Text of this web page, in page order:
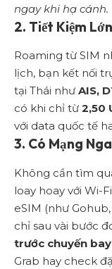
ngay khi hạ cánh.
2. Tiết Kiệm
Roaming từ SIM
lịch, bạn kết nối
tại Thái như AIS,
có khi chỉ từ 2,50
với data quốc tế
3. Có Mạng
Không cần tìm
loay hoay với Wi-
eSIM (như
chỉ sau vài bước
trước chuyến bay
Grab hay check